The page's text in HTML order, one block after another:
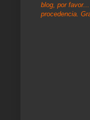
blog, por
procedencia.